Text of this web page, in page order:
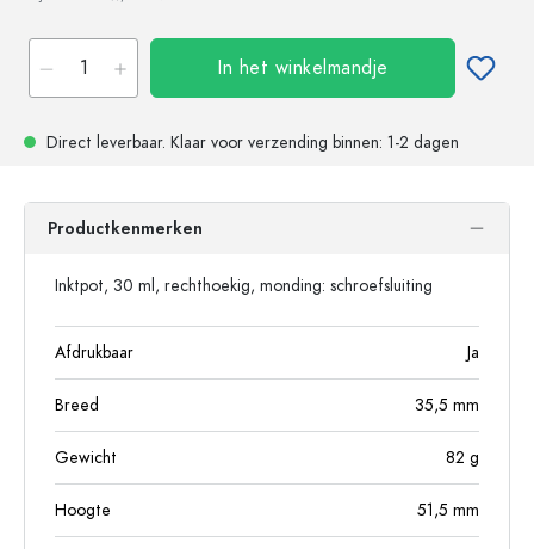
In het winkelmandje
Direct leverbaar. Klaar voor verzending binnen: 1-2 dagen
Productkenmerken
Inktpot, 30 ml, rechthoekig, monding: schroefsluiting
Afdrukbaar Ja
Breed 35,5 mm
Gewicht 82 g
Hoogte 51,5 mm